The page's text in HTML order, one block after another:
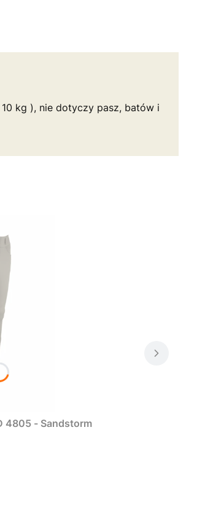
kg ), nie dotyczy pasz, batów i
4805 - Sandstorm